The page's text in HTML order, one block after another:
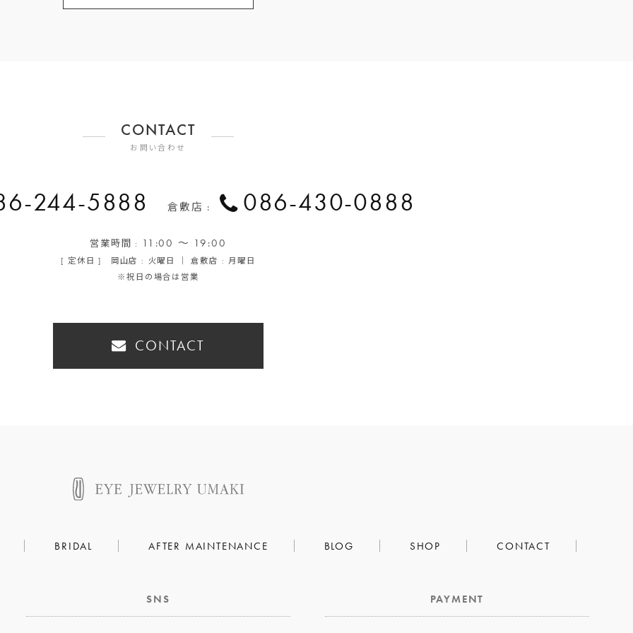
CONTACT
お問い合わせ
244-5888 倉敷店 : 086-430-0888
営業時間 : 11:00 ～ 19:00
[ 定休日 ] 岡山店 : 火曜日 ｜ 倉敷店 : 月曜日
※祝日の場合は営業
CONTACT
BRIDAL AFTER MAINTENANCE BLOG SHOP CONTACT
SNS PAYMENT